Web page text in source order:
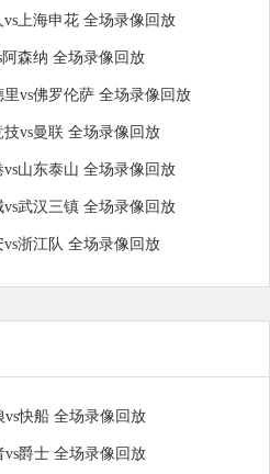
上海申花 全场录像回放
森纳 全场录像回放
vs佛罗伦萨 全场录像回放
vs曼联 全场录像回放
山东泰山 全场录像回放
武汉三镇 全场录像回放
浙江队 全场录像回放
快船 全场录像回放
爵士 全场录像回放